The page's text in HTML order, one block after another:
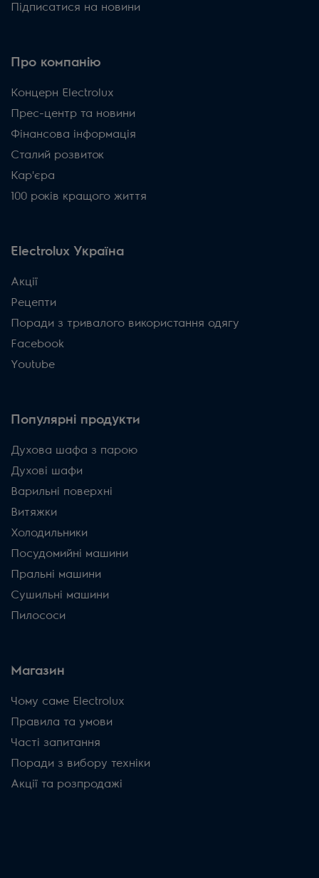
Підписатися на новини
Про компанію
Концерн Electrolux
Прес-центр та новини
Фінансова інформація
Сталий розвиток
Кар'єра
100 років кращого життя
Electrolux Україна
Акції
Рецепти
Поради з тривалого використання одягу
Facebook
Youtube
Популярні продукти
Духова шафа з парою
Духові шафи
Варильні поверхні
Витяжки
Холодильники
Посудомийні машини
Пральні машини
Сушильні машини
Пилососи
Магазин
Чому саме Electrolux
Правила та умови
Часті запитання
Поради з вибору техніки
Акції та розпродажі